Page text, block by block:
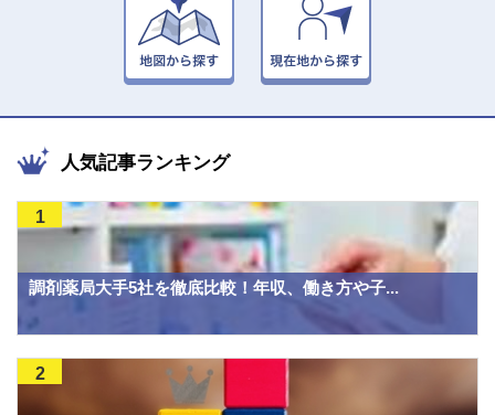
人気記事ランキング
調剤薬局大手5社を徹底比較！年収、働き方や子...
1
2